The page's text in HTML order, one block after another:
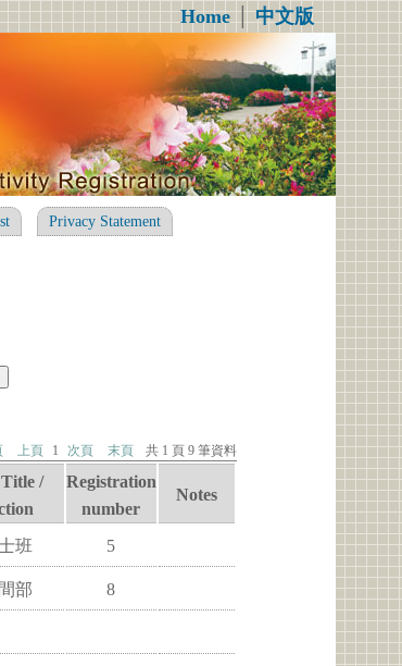
Home│中文版
Privacy Statement
上頁 1 次頁 末頁 共 1 頁 9 筆資料
/
Registration
number
Notes
班 5
部 8